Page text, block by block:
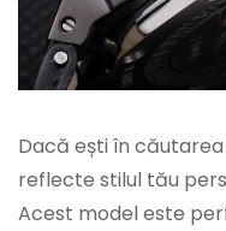
Dacă ești în
reflecte stilul tău
Acest model este